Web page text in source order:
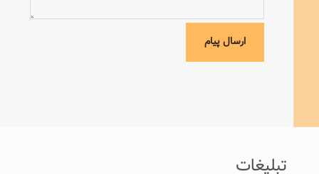
ارسال پیام
تبلیغات